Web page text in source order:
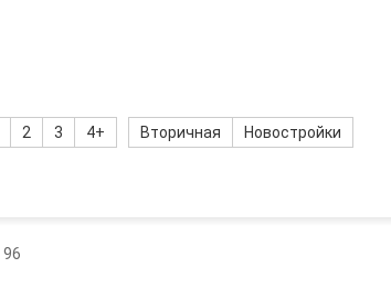
2 3 4+ Вторичная Новостройки
96